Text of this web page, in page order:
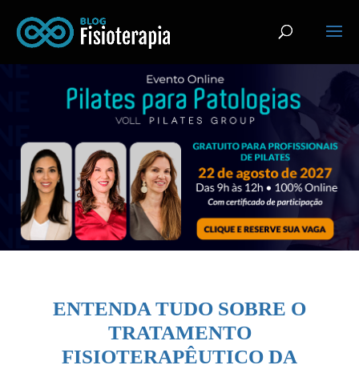
ENTENDA TUDO SOBRE O
TRATAMENTO
FISIOTERAPÊUTICO DA